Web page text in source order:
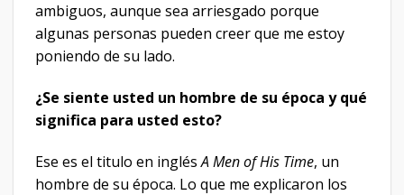
ambiguos, aunque sea arriesgado porque
algunas personas pueden creer que me estoy
poniendo de su lado.
¿Se siente usted un hombre de su época y qué
significa para usted esto?
Ese es el titulo en inglésA Men of His Time, un
hombre de su época. Lo que me explicaron los